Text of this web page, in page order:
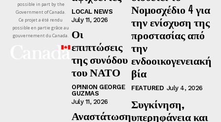
possible in part by the
Government of Canada.
Ce projet a été rendu
possible en partie grâce au
gouvernement du Canada.
LOCAL NEWS
July 11, 2026
Οι
επιπτώσεις
της συνόδου
του ΝΑΤΟ
OPINION GEORGE
GUZMAS
July 11, 2026
Αναστάτωση
Νομοσχέδιο 4 για
την ενίσχυση της
προστασίας από
την
ενδοοικογενειακή
βία
FEATURED July 4, 2026
Συγκίνηση,
υπερηφάνεια και